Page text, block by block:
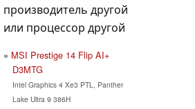
производитель другой
или процессор другой
MSI Prestige 14 Flip AI+
D3MTG
Intel Graphics 4 Xe3 PTL, Panther
Lake Ultra 9 386H